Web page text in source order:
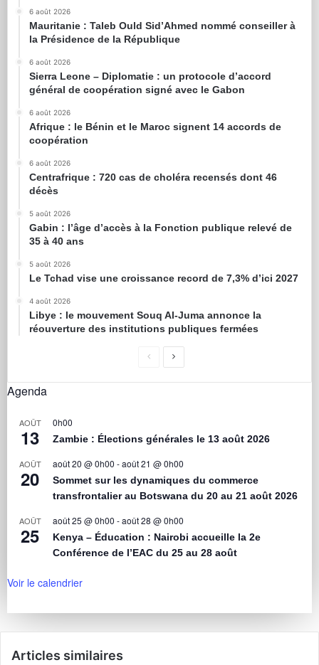
6 août 2026
Mauritanie : Taleb Ould Sid’Ahmed nommé conseiller à
la Présidence de la République
6 août 2026
Sierra Leone – Diplomatie : un protocole d’accord
général de coopération signé avec le Gabon
6 août 2026
Afrique : le Bénin et le Maroc signent 14 accords de
coopération
6 août 2026
Centrafrique : 720 cas de choléra recensés dont 46
décès
5 août 2026
Gabin : l’âge d’accès à la Fonction publique relevé de
35 à 40 ans
5 août 2026
Le Tchad vise une croissance record de 7,3% d’ici 2027
4 août 2026
Libye : le mouvement Souq Al-Juma annonce la
réouverture des institutions publiques fermées
Agenda
AOÛT
13
0h00
Zambie : Élections générales le 13 août 2026
AOÛT
20
août 20 @ 0h00 -août 21 @ 0h00
Sommet sur les dynamiques du commerce
transfrontalier au Botswana du 20 au 21 août 2026
AOÛT
25
août 25 @ 0h00 -août 28 @ 0h00
Kenya – Éducation : Nairobi accueille la 2e
Conférence de l’EAC du 25 au 28 août
Voir le calendrier
Articles similaires